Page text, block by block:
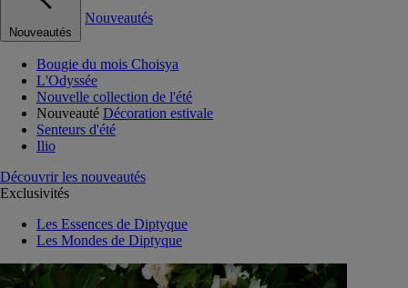
Nouveautés
Nouveautés
Bougie du mois Choisya
L'Odyssée
Nouvelle collection de l'été
Nouveauté Décoration estivale
Senteurs d'été
Ilio
Découvrir les nouveautés
Exclusivités
Les Essences de Diptyque
Les Mondes de Diptyque